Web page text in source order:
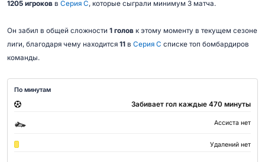
1205 игроковв Серия C, которые сыграли минимум 3 матча.
Он забил в общей сложности 1 головк этому моменту в текущем сезоне
лиги, благодаря чему находится 11в Серия C списке топ бомбардиров
команды.
По минутам
Забивает гол каждые 470 минуты
Ассиста нет
Удалений нет